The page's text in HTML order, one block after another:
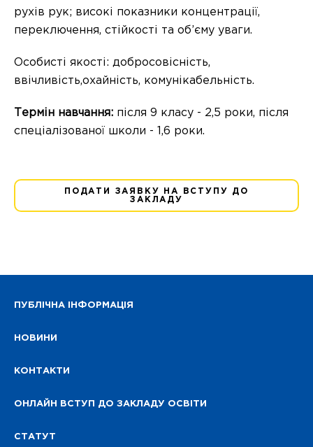
рухів рук; високі показники концентрації,
переключення, стійкості та об’єму уваги.
Особисті якості: добросовісність,
ввічливість,охайність, комунікабельність.
Термін навчання: після 9 класу - 2,5 роки, після
спеціалізованої школи - 1,6 роки.
ПОДАТИ ЗАЯВКУ НА ВСТУПУ ДО
ЗАКЛАДУ
ПУБЛІЧНА ІНФОРМАЦІЯ
НОВИНИ
КОНТАКТИ
ОНЛАЙН ВСТУП ДО ЗАКЛАДУ ОСВІТИ
СТАТУТ